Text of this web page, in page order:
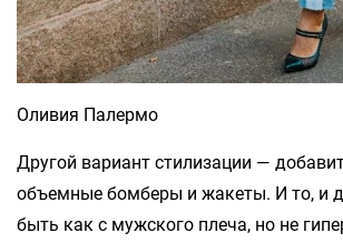
Оливия Палермо
Другой вариант стилизации —
объемные бомберы и жакеты. И то, и
быть как с мужского плеча, но не